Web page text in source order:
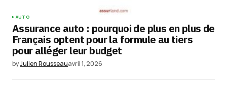
AUTO
Assurance auto : pourquoi de plus en plus de
Français optent pour la formule au tiers
pour alléger leur budget
byJulien Rousseauavril 1, 2026